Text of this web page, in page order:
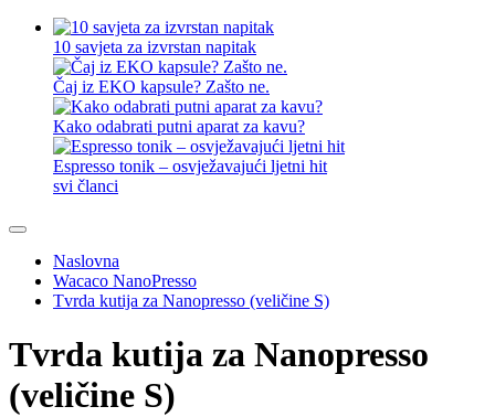
10 savjeta za izvrstan napitak
Čaj iz EKO kapsule? Zašto ne.
Kako odabrati putni aparat za kavu?
Espresso tonik – osvježavajući ljetni hit
svi članci
Naslovna
Wacaco NanoPresso
Tvrda kutija za Nanopresso (veličine S)
Tvrda kutija za Nanopresso
(veličine S)